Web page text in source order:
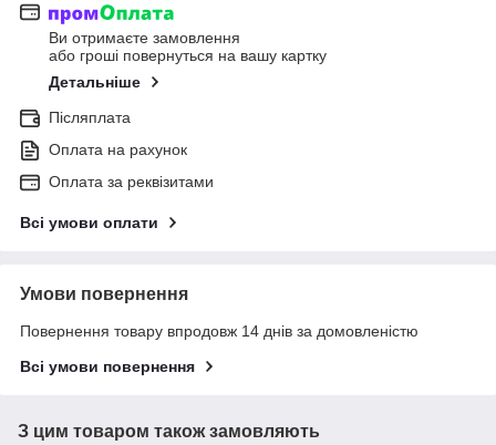
Ви отримаєте замовлення
або гроші повернуться на вашу картку
Детальніше
Післяплата
Оплата на рахунок
Оплата за реквізитами
Всі умови оплати
Умови повернення
Повернення товару впродовж 14 днів за домовленістю
Всі умови повернення
З цим товаром також замовляють